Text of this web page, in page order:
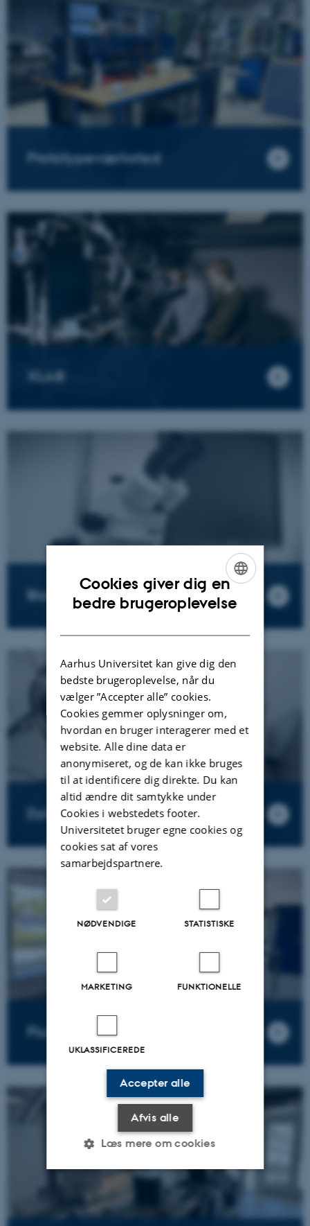
Prototypeværksted
XLAB
Biomimetisk Mekatronisk Lab
Dynamiklab
Fluidlab
ENGLISH
Cookies giver dig en
bedre brugeroplevelse
Aarhus Universitet kan give dig den
bedste brugeroplevelse, når du
vælger ”Accepter alle” cookies.
Cookies gemmer oplysninger om,
hvordan en bruger interagerer med et
website. Alle dine data er
anonymiseret, og de kan ikke bruges
til at identificere dig direkte. Du kan
altid ændre dit samtykke under
Cookies i webstedets footer.
Universitetet bruger egne cookies og
cookies sat af vores
samarbejdspartnere.
NØDVENDIGE STATISTISKE
MARKETING FUNKTIONELLE
UKLASSIFICEREDE
Accepter alle
Afvis alle
Læs mere om cookies
Funktionelle Uklassificerede